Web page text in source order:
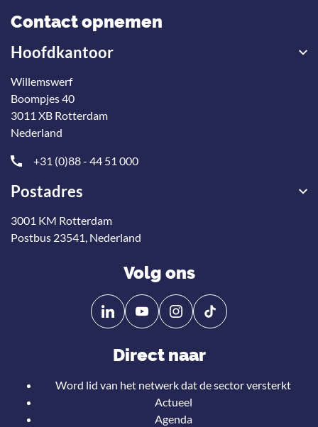
Contact opnemen
Hoofdkantoor
Willemswerf
Boompjes 40
3011 XB Rotterdam
Nederland
+31 (0)88 - 44 51 000
Postadres
3001 KM Rotterdam
Postbus 23541, Nederland
Volg ons
Volg
ons
Linkedin
Volg
ons
YouTube
Direct naar
Word lid van het netwerk dat de sector versterkt
Actueel
Agenda